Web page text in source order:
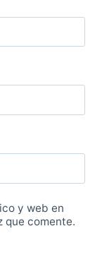
y web en
que comente.